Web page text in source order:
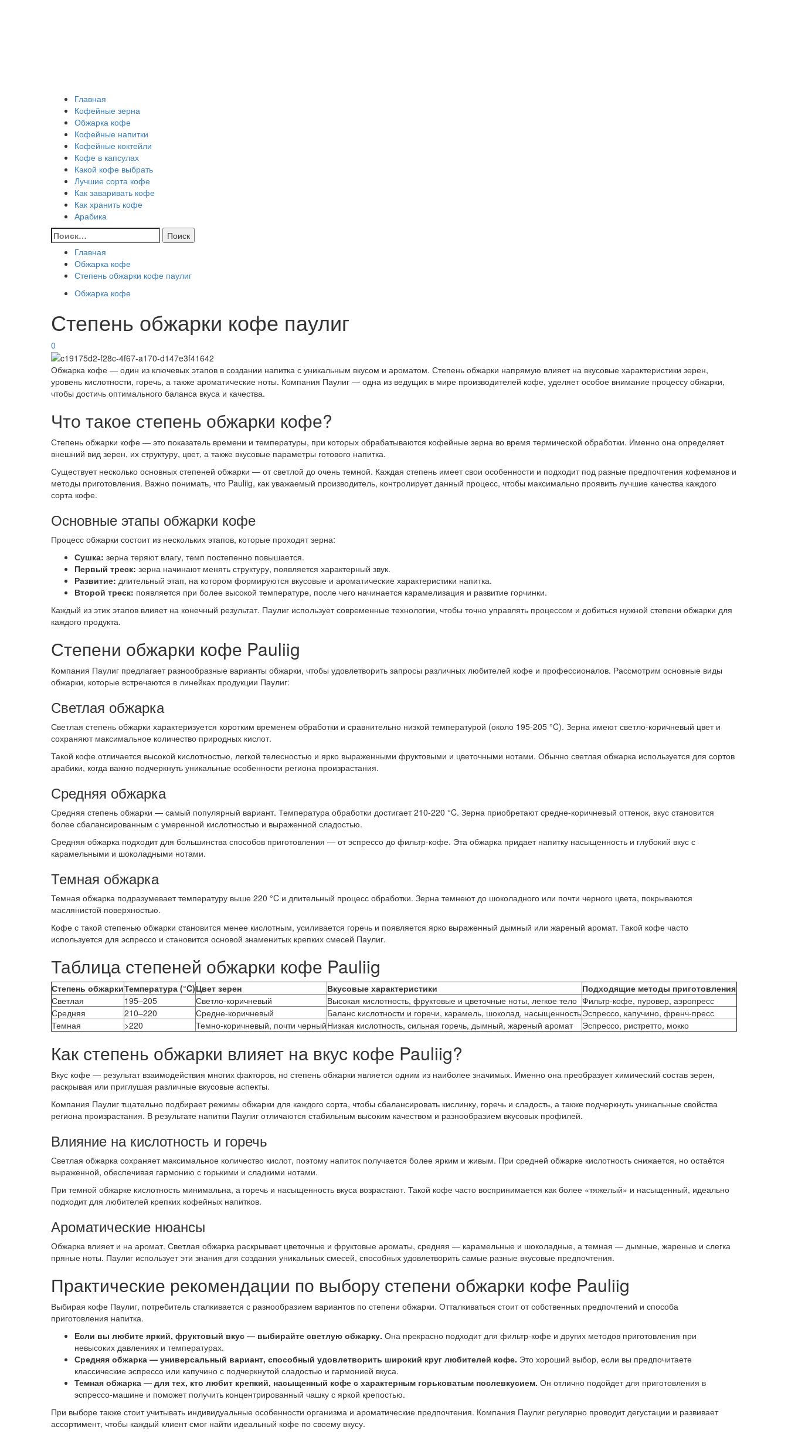
Главная
Кофейные зерна
Обжарка кофе
Кофейные напитки
Кофейные коктейли
Кофе в капсулах
Какой кофе выбрать
Лучшие сорта кофе
Как заваривать кофе
Как хранить кофе
Арабика
Найти:
Главная
Обжарка кофе
Степень обжарки кофе паулиг
Обжарка кофе
Степень обжарки кофе паулиг
0
Обжарка кофе — один из ключевых этапов в создании напитка с уникальным вкусом и ароматом. Степень обжарки напрямую влияет на вкусовые характеристики зерен,
уровень кислотности, горечь, а также ароматические ноты. Компания Паулиг — одна из ведущих в мире производителей кофе, уделяет особое внимание процессу обжарки,
чтобы достичь оптимального баланса вкуса и качества.
Что такое степень обжарки кофе?
Степень обжарки кофе — это показатель времени и температуры, при которых обрабатываются кофейные зерна во время термической обработки. Именно она определяет
внешний вид зерен, их структуру, цвет, а также вкусовые параметры готового напитка.
Существует несколько основных степеней обжарки — от светлой до очень темной. Каждая степень имеет свои особенности и подходит под разные предпочтения кофеманов и
методы приготовления. Важно понимать, что Pauliig, как уважаемый производитель, контролирует данный процесс, чтобы максимально проявить лучшие качества каждого
сорта кофе.
Основные этапы обжарки кофе
Процесс обжарки состоит из нескольких этапов, которые проходят зерна:
Сушка: зерна теряют влагу, темп постепенно повышается.
Первый треск: зерна начинают менять структуру, появляется характерный звук.
Развитие: длительный этап, на котором формируются вкусовые и ароматические характеристики напитка.
Второй треск: появляется при более высокой температуре, после чего начинается карамелизация и развитие горчинки.
Каждый из этих этапов влияет на конечный результат. Паулиг использует современные технологии, чтобы точно управлять процессом и добиться нужной степени обжарки для
каждого продукта.
Степени обжарки кофе Pauliig
Компания Паулиг предлагает разнообразные варианты обжарки, чтобы удовлетворить запросы различных любителей кофе и профессионалов. Рассмотрим основные виды
обжарки, которые встречаются в линейках продукции Паулиг:
Светлая обжарка
Светлая степень обжарки характеризуется коротким временем обработки и сравнительно низкой температурой (около 195-205 °C). Зерна имеют светло-коричневый цвет и
сохраняют максимальное количество природных кислот.
Такой кофе отличается высокой кислотностью, легкой телесностью и ярко выраженными фруктовыми и цветочными нотами. Обычно светлая обжарка используется для сортов
арабики, когда важно подчеркнуть уникальные особенности региона произрастания.
Средняя обжарка
Средняя степень обжарки — самый популярный вариант. Температура обработки достигает 210-220 °C. Зерна приобретают средне-коричневый оттенок, вкус становится
более сбалансированным с умеренной кислотностью и выраженной сладостью.
Средняя обжарка подходит для большинства способов приготовления — от эспрессо до фильтр-кофе. Эта обжарка придает напитку насыщенность и глубокий вкус с
карамельными и шоколадными нотами.
Темная обжарка
Темная обжарка подразумевает температуру выше 220 °C и длительный процесс обработки. Зерна темнеют до шоколадного или почти черного цвета, покрываются
маслянистой поверхностью.
Кофе с такой степенью обжарки становится менее кислотным, усиливается горечь и появляется ярко выраженный дымный или жареный аромат. Такой кофе часто
используется для эспрессо и становится основой знаменитых крепких смесей Паулиг.
Таблица степеней обжарки кофе Pauliig
Степень обжаркиТемпература (°C)Цвет зерен Вкусовые характеристики
Подходящие методы приготовления
Светлая
195–205 Светло-коричневый Высокая кислотность, фруктовые и цветочные ноты, легкое тело Фильтр-кофе, пуровер, аэропресс
Средняя
210–220 Средне-коричневый Баланс кислотности и горечи, карамель, шоколад, насыщенностьЭспрессо, капучино, френч-пресс
Темная
>220 Темно-коричневый, почти черныйНизкая кислотность, сильная горечь, дымный, жареный аромат Эспрессо, ристретто, мокко
Как степень обжарки влияет на вкус кофе Pauliig?
Вкус кофе — результат взаимодействия многих факторов, но степень обжарки является одним из наиболее значимых. Именно она преобразует химический состав зерен,
раскрывая или приглушая различные вкусовые аспекты.
Компания Паулиг тщательно подбирает режимы обжарки для каждого сорта, чтобы сбалансировать кислинку, горечь и сладость, а также подчеркнуть уникальные свойства
региона произрастания. В результате напитки Паулиг отличаются стабильным высоким качеством и разнообразием вкусовых профилей.
Влияние на кислотность и горечь
Светлая обжарка сохраняет максимальное количество кислот, поэтому напиток получается более ярким и живым. При средней обжарке кислотность снижается, но остаётся
выраженной, обеспечивая гармонию с горькими и сладкими нотами.
При темной обжарке кислотность минимальна, а горечь и насыщенность вкуса возрастают. Такой кофе часто воспринимается как более «тяжелый» и насыщенный, идеально
подходит для любителей крепких кофейных напитков.
Ароматические нюансы
Обжарка влияет и на аромат. Светлая обжарка раскрывает цветочные и фруктовые ароматы, средняя — карамельные и шоколадные, а темная — дымные, жареные и слегка
пряные ноты. Паулиг использует эти знания для создания уникальных смесей, способных удовлетворить самые разные вкусовые предпочтения.
Практические рекомендации по выбору степени обжарки кофе Pauliig
Выбирая кофе Паулиг, потребитель сталкивается с разнообразием вариантов по степени обжарки. Отталкиваться стоит от собственных предпочтений и способа
приготовления напитка.
Если вы любите яркий, фруктовый вкус — выбирайте светлую обжарку. Она прекрасно подходит для фильтр-кофе и других методов приготовления при
невысоких давлениях и температурах.
Средняя обжарка — универсальный вариант, способный удовлетворить широкий круг любителей кофе. Это хороший выбор, если вы предпочитаете
классические эспрессо или капучино с подчеркнутой сладостью и гармонией вкуса.
Темная обжарка — для тех, кто любит крепкий, насыщенный кофе с характерным горьковатым послевкусием. Он отлично подойдет для приготовления в
эспрессо-машине и поможет получить концентрированный чашку с яркой крепостью.
При выборе также стоит учитывать индивидуальные особенности организма и ароматические предпочтения. Компания Паулиг регулярно проводит дегустации и развивает
ассортимент, чтобы каждый клиент смог найти идеальный кофе по своему вкусу.